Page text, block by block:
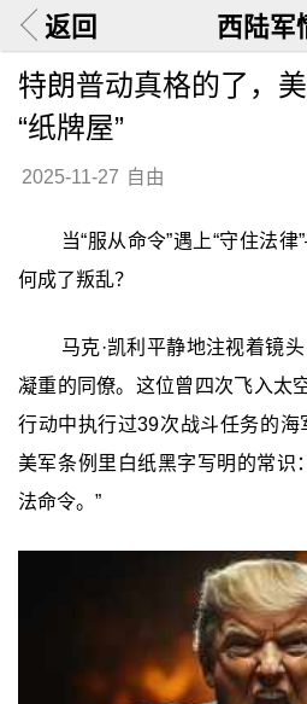
返回 西陆军
特朗普动真格的了，
“纸牌屋”
2025-11-27 自由
当“服从命令”遇上“守住法
何成了叛乱？
马克·凯利平静地注视着镜
凝重的同僚。这位曾四次飞入太
行动中执行过39次战斗任务的
美军条例里白纸黑字写明的常识
法命令。”